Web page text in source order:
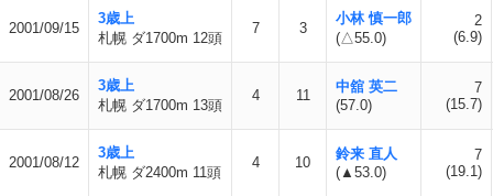
2001/09/15
3歳上
札幌 ダ1700m 12頭
7 3
小林 慎一郎
(△55.0)
2
(6.9)
2001/08/26
3歳上
札幌 ダ1700m 13頭
4 11
中舘 英二
(57.0)
7
(15.7)
2001/08/12
3歳上
札幌 ダ2400m 11頭
4 10
鈴来 直人
(▲53.0)
7
(19.1)